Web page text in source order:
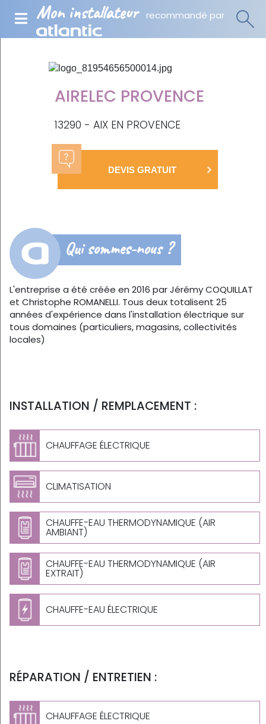
Mon installateur recommandé par
AIRELEC PROVENCE
13290 - AIX EN PROVENCE
DEVIS GRATUIT
Qui sommes-nous ?
L'entreprise a été créée en 2016 par Jérémy COQUILLAT
et Christophe ROMANELLI. Tous deux totalisent 25
années d'expérience dans l'installation électrique sur
tous domaines (particuliers, magasins, collectivités
locales)
INSTALLATION / REMPLACEMENT :
CHAUFFAGE ÉLECTRIQUE
CLIMATISATION
CHAUFFE-EAU THERMODYNAMIQUE (AIR
AMBIANT)
CHAUFFE-EAU THERMODYNAMIQUE (AIR
EXTRAIT)
CHAUFFE-EAU ÉLECTRIQUE
RÉPARATION / ENTRETIEN :
CHAUFFAGE ÉLECTRIQUE